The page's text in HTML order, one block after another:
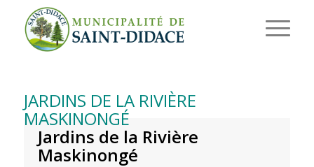
JARDINS DE LA RIVIÈRE
MASKINONGÉ
Jardins de la Rivière
Maskinongé